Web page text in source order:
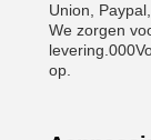
Union,
We zorgen
op.